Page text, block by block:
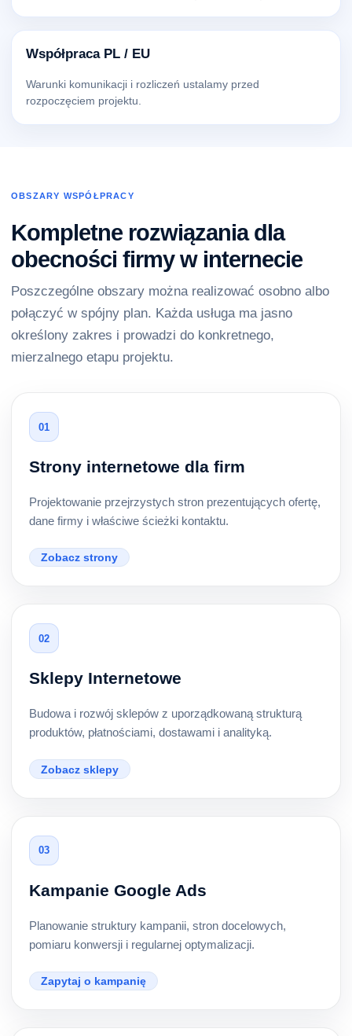
Współpraca PL / EU
Warunki komunikacji i rozliczeń ustalamy przed
rozpoczęciem projektu.
OBSZARY WSPÓŁPRACY
Kompletne rozwiązania dla
obecności firmy w internecie
Poszczególne obszary można realizować osobno albo
połączyć w spójny plan. Każda usługa ma jasno
określony zakres i prowadzi do konkretnego,
mierzalnego etapu projektu.
01
Strony internetowe dla firm
Projektowanie przejrzystych stron prezentujących ofertę,
dane firmy i właściwe ścieżki kontaktu.
Zobacz strony
02
Sklepy Internetowe
Budowa i rozwój sklepów z uporządkowaną strukturą
produktów, płatnościami, dostawami i analityką.
Zobacz sklepy
03
Kampanie Google Ads
Planowanie struktury kampanii, stron docelowych,
pomiaru konwersji i regularnej optymalizacji.
Zapytaj o kampanię